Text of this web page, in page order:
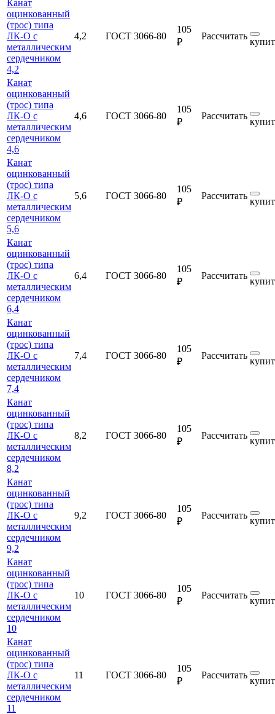
Канат
оцинкованный
(трос) типа
ЛК-О с
металлическим
сердечником
4,2
4,2 ГОСТ 3066-80
105
₽
Рассчитать
Канат
оцинкованный
(трос) типа
ЛК-О с
металлическим
сердечником
4,6
4,6 ГОСТ 3066-80
105
₽
Рассчитать
Канат
оцинкованный
(трос) типа
ЛК-О с
металлическим
сердечником
5,6
5,6 ГОСТ 3066-80
105
₽
Рассчитать
Канат
оцинкованный
(трос) типа
ЛК-О с
металлическим
сердечником
6,4
6,4 ГОСТ 3066-80
105
₽
Рассчитать
Канат
оцинкованный
(трос) типа
ЛК-О с
металлическим
сердечником
7,4
7,4 ГОСТ 3066-80
105
₽
Рассчитать
Канат
оцинкованный
(трос) типа
ЛК-О с
металлическим
сердечником
8,2
8,2 ГОСТ 3066-80
105
₽
Рассчитать
Канат
оцинкованный
(трос) типа
ЛК-О с
металлическим
сердечником
9,2
9,2 ГОСТ 3066-80
105
₽
Рассчитать
Канат
оцинкованный
(трос) типа
ЛК-О с
металлическим
сердечником
10
10 ГОСТ 3066-80
105
₽
Рассчитать
Канат
оцинкованный
(трос) типа
ЛК-О с
металлическим
сердечником
11
11 ГОСТ 3066-80
105
₽
Рассчитать